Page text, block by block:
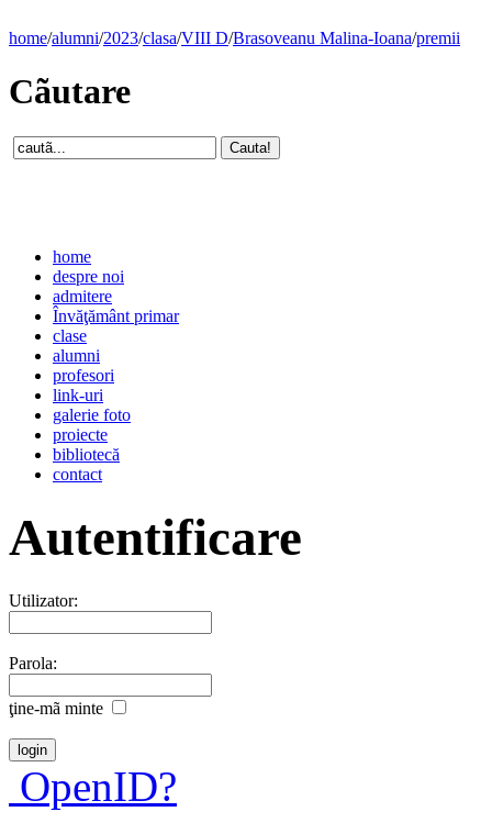
home/alumni/2023/clasa/VIII D/Brasoveanu Malina-Ioana/premii
Cãutare
home
despre noi
admitere
Învăţământ primar
clase
alumni
profesori
link-uri
galerie foto
proiecte
bibliotecă
contact
Autentificare
Utilizator:
Parola:
ţine-mã minte
OpenID?